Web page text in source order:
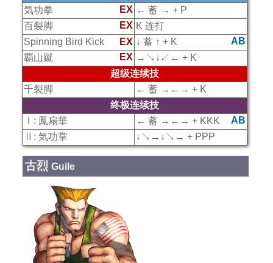
EX
気功拳
← 蓄 → + P
EX
百裂脚
K 连打
EX
Spinning Bird Kick AB
↓ 蓄 ↑ + K
EX
覇山蹴
→↘↓↙← + K
超级连续技
千裂脚
← 蓄 →←→ + K
终极连续技
Ⅰ: 鳳扇華
AB
← 蓄 →←→ + KKK
Ⅱ: 気功掌
↓↘→↓↘→ + PPP
古烈 Guile